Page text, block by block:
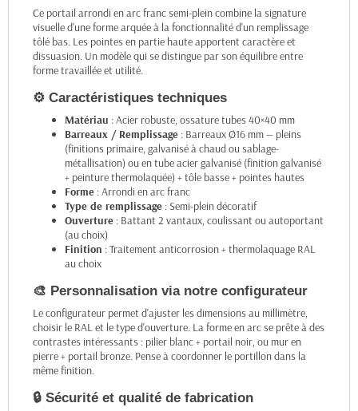
Ce portail arrondi en arc franc semi-plein combine la signature
visuelle d'une forme arquée à la fonctionnalité d'un remplissage
tôlé bas. Les pointes en partie haute apportent caractère et
dissuasion. Un modèle qui se distingue par son équilibre entre
forme travaillée et utilité.
⚙️ Caractéristiques techniques
Matériau : Acier robuste, ossature tubes 40×40 mm
Barreaux / Remplissage : Barreaux Ø16 mm — pleins
(finitions primaire, galvanisé à chaud ou sablage-
métallisation) ou en tube acier galvanisé (finition galvanisé
+ peinture thermolaquée) + tôle basse + pointes hautes
Forme : Arrondi en arc franc
Type de remplissage : Semi-plein décoratif
Ouverture : Battant 2 vantaux, coulissant ou autoportant
(au choix)
Finition : Traitement anticorrosion + thermolaquage RAL
au choix
🎨 Personnalisation via notre configurateur
Le configurateur permet d'ajuster les dimensions au millimètre,
choisir le RAL et le type d'ouverture. La forme en arc se prête à des
contrastes intéressants : pilier blanc + portail noir, ou mur en
pierre + portail bronze. Pense à coordonner le portillon dans la
même finition.
🔒 Sécurité et qualité de fabrication